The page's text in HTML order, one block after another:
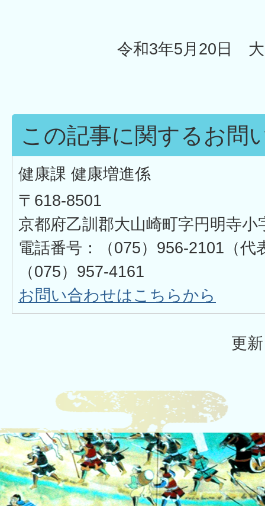
令和3年5月20日
この記事に関するお問
健康課 健康増進係
〒618-8501
京都府乙訓郡大山崎町字円明寺小
電話番号：（075）956-2101（
（075）957-4161
お問い合わせはこちらから
更